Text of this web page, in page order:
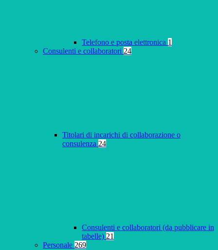
Telefono e posta elettronica 1
Consulenti e collaboratori 24
Titolari di incarichi di collaborazione o
consulenza 24
Consulenti e collaboratori (da pubblicare in
tabelle) 21
Personale 269